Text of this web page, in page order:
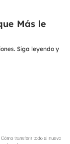
Más le
Siga leyendo y